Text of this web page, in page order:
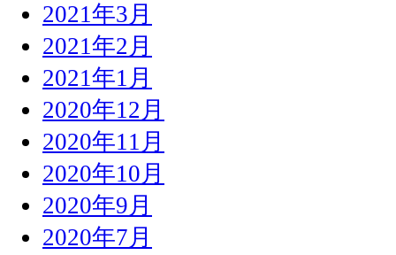
2021年3月
2021年2月
2021年1月
2020年12月
2020年11月
2020年10月
2020年9月
2020年7月